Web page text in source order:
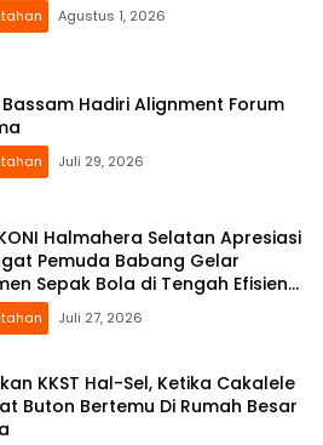
Agustus 1, 2026
Hadiri Alignment Forum
Juli 29, 2026
Halmahera Selatan Apresiasi
Pemuda Babang Gelar
Sepak Bola di Tengah Efisiensi
Juli 27, 2026
KKST Hal-Sel, Ketika Cakalele
Bertemu Di Rumah Besar